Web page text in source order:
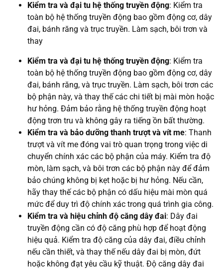
Kiểm tra và đại tu hệ thống truyền động: Kiểm tra
toàn bộ hệ thống truyền động bao gồm động cơ, dây
đai, bánh răng và trục truyền. Làm sạch, bôi trơn và
thay
Kiểm tra và đại tu hệ thống truyền động: Kiểm tra
toàn bộ hệ thống truyền động bao gồm động cơ, dây
đai, bánh răng, và trục truyền. Làm sạch, bôi trơn các
bộ phận này, và thay thế các chi tiết bị mài mòn hoặc
hư hỏng. Đảm bảo rằng hệ thống truyền động hoạt
động trơn tru và không gây ra tiếng ồn bất thường.
Kiểm tra và bảo dưỡng thanh trượt và vít me: Thanh
trượt và vít me đóng vai trò quan trọng trong việc di
chuyển chính xác các bộ phận của máy. Kiểm tra độ
mòn, làm sạch, và bôi trơn các bộ phận này để đảm
bảo chúng không bị kẹt hoặc bị hư hỏng. Nếu cần,
hãy thay thế các bộ phận có dấu hiệu mài mòn quá
mức để duy trì độ chính xác trong quá trình gia công.
Kiểm tra và hiệu chỉnh độ căng dây đai: Dây đai
truyền động cần có độ căng phù hợp để hoạt động
hiệu quả. Kiểm tra độ căng của dây đai, điều chỉnh
nếu cần thiết, và thay thế nếu dây đai bị mòn, đứt
hoặc không đạt yêu cầu kỹ thuật. Độ căng dây đai